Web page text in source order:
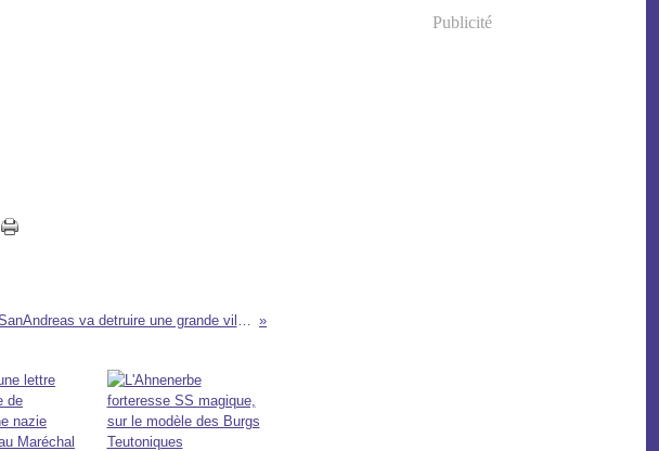
La faille de SanAndreas va detruire une grande ville aux etats unis prochainement
Publicité